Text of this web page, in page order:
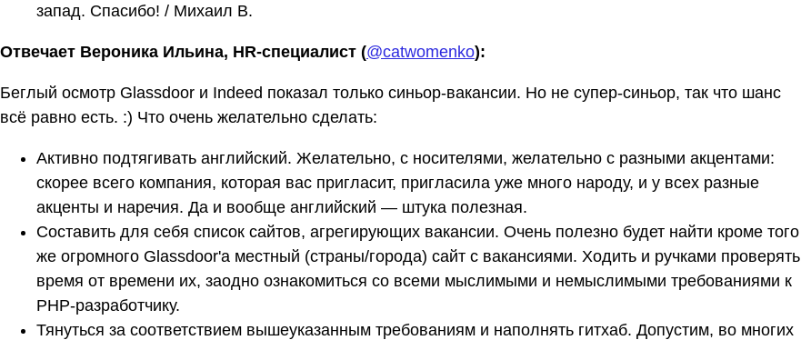
запад. Спасибо! / Михаил В.
Отвечает Вероника Ильина, HR-специалист (@catwomenko):
Беглый осмотр Glassdoor и Indeed показал только синьор-вакансии. Но не супер-синьор, так что шанс
всё равно есть. :) Что очень желательно сделать:
Активно подтягивать английский. Желательно, с носителями, желательно с разными акцентами:
скорее всего компания, которая вас пригласит, пригласила уже много народу, и у всех разные
акценты и наречия. Да и вообще английский — штука полезная.
Составить для себя список сайтов, агрегирующих вакансии. Очень полезно будет найти кроме того
же огромного Glassdoor'а местный (страны/города) сайт с вакансиями. Ходить и ручками проверять
время от времени их, заодно ознакомиться со всеми мыслимыми и немыслимыми требованиями к
PHP-разработчику.
Тянуться за соответствием вышеуказанным требованиям и наполнять гитхаб. Допустим, во многих